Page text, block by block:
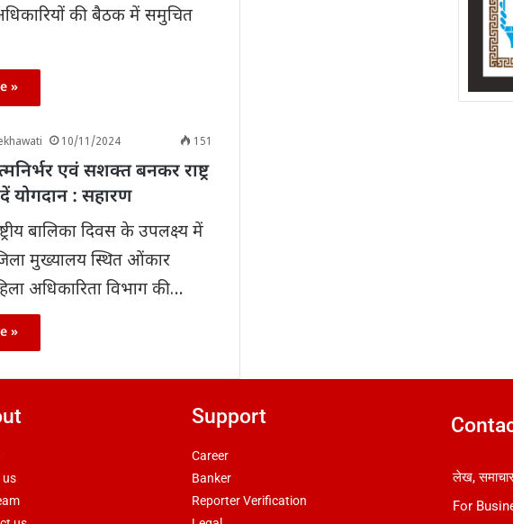
की बैठक में समुचित
»
10/11/2024 151
एवं सशक्त बनकर राष्ट्र
योगदान : सहारण
बालिका दिवस के उपलक्ष्य में
मुख्यालय स्थित ओंकार
अधिकारिता विभाग की…
»
us
Support
Career
Banker
Reporter Verification
लेख,
For